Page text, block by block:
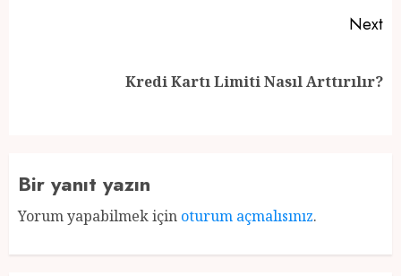
Next
Kredi Kartı Limiti Nasıl Arttırılır?
Bir yanıt yazın
Yorum yapabilmek için oturum açmalısınız.